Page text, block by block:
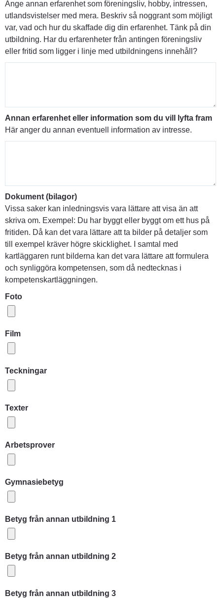
Ange annan erfarenhet som föreningsliv, hobby, intressen,
utlandsvistelser med mera. Beskriv så noggrant som möjligt
var, vad och hur du skaffade dig din erfarenhet. Tänk på din
utbildning. Har du erfarenheter från antingen föreningsliv
eller fritid som ligger i linje med utbildningens innehåll?
Annan erfarenhet eller information som du vill lyfta fram
Här anger du annan eventuell information av intresse.
Dokument (bilagor)
Vissa saker kan inledningsvis vara lättare att visa än att
skriva om. Exempel: Du har byggt eller byggt om ett hus på
fritiden. Då kan det vara lättare att ta bilder på detaljer som
till exempel kräver högre skicklighet. I samtal med
kartläggaren runt bilderna kan det vara lättare att formulera
och synliggöra kompetensen, som då nedtecknas i
kompetenskartläggningen.
Foto
Film
Teckningar
Texter
Arbetsprover
Gymnasiebetyg
Betyg från annan utbildning 1
Betyg från annan utbildning 2
Betyg från annan utbildning 3